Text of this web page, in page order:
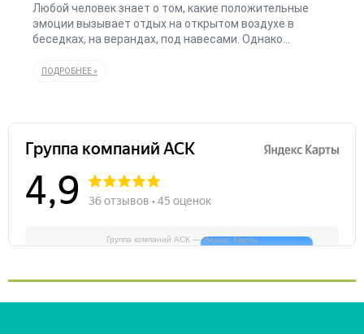
Любой человек знает о том, какие положительные
эмоции вызывает отдых на открытом воздухе в
беседках, на верандах, под навесами. Однако…
ПОДРОБНЕЕ »
Группа компаний АСК — Яндекс Карты